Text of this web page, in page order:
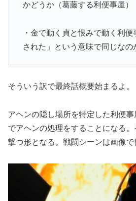
かどうか（葛藤する利便事屋）
・金で動く貞と恨みで動く利
された」という意味で同じなの
そういう訳で最終話概要始まるよ。
アヘンの隠し場所を特定した利便
でアヘンの処理をすることになる。
撃つ形となる。戦闘シーンは画像で